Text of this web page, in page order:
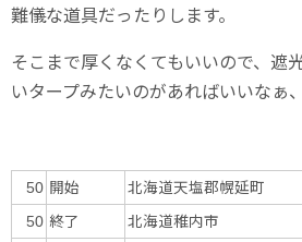
難儀な道具だったりします。
そこまで厚くなくてもいいので、遮
いタープみたいのがあればいいなぁ
50 開始 北海道天塩郡幌延町
50 終了 北海道稚内市